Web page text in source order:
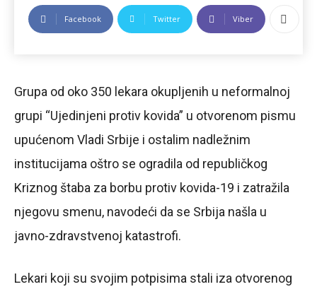
Facebook Twitter Viber
Grupa od oko 350 lekara okupljenih u neformalnoj
grupi “Ujedinjeni protiv kovida” u otvorenom pismu
upućenom Vladi Srbije i ostalim nadležnim
institucijama oštro se ogradila od republičkog
Kriznog štaba za borbu protiv kovida-19 i zatražila
njegovu smenu, navodeći da se Srbija našla u
javno-zdravstvenoj katastrofi.
Lekari koji su svojim potpisima stali iza otvorenog